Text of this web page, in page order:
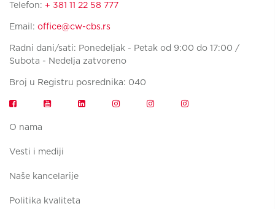
Telefon: + 381 11 22 58 777
Email: office@cw-cbs.rs
Radni dani/sati: Ponedeljak - Petak od 9:00 do 17:00 /
Subota - Nedelja zatvoreno
Broj u Registru posrednika: 040
O nama
Vesti i mediji
Naše kancelarije
Politika kvaliteta